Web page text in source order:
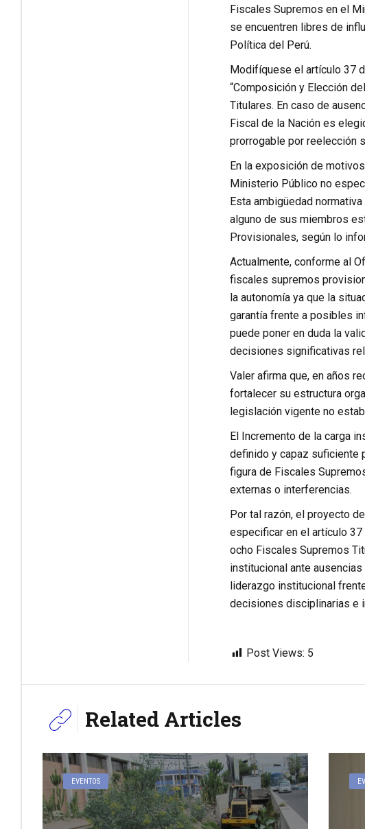
Fiscales Supremos en el
se encuentren libres de
Política del Perú.
Modifíquese el artículo 37
“Composición y Elección
Titulares. En caso de
Fiscal de la Nación es
prorrogable por reelección
En la exposición de
Ministerio Público no
Esta ambigüedad
alguno de sus miembros
Provisionales, según lo
Actualmente, conforme al
fiscales supremos
la autonomía ya que la
garantía frente a posibles
puede poner en duda la
decisiones significativas
Valer afirma que, en años
fortalecer su estructura
legislación vigente no
El Incremento de la carga
definido y capaz suficiente
figura de Fiscales
externas o interferencias.
Por tal razón, el proyecto
especificar en el artículo
ocho Fiscales Supremos
institucional ante
liderazgo institucional
decisiones disciplinarias e
Post Views: 5
Related Articles
EVENTOS